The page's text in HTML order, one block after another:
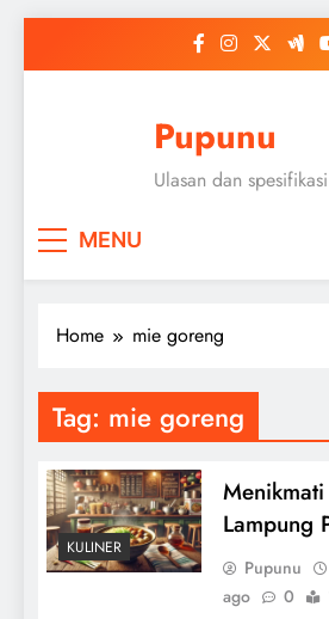
Pupunu
Ulasan dan
MENU
Home mie goreng
Tag: mie goreng
KULINER
Lampung
Pupunu
ago
0